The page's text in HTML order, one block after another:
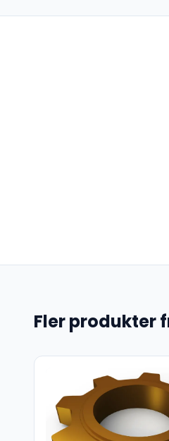
Fler produkter